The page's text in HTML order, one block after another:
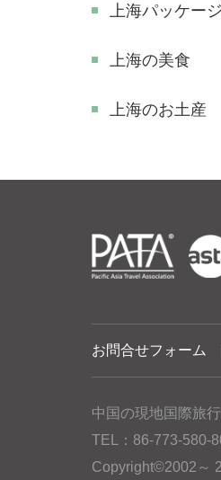
上海パッケー
上海の美食
上海のお土産
お問合せフォーム
中国の現地国際旅
TEL：86-773-580-
Copyright©2002～